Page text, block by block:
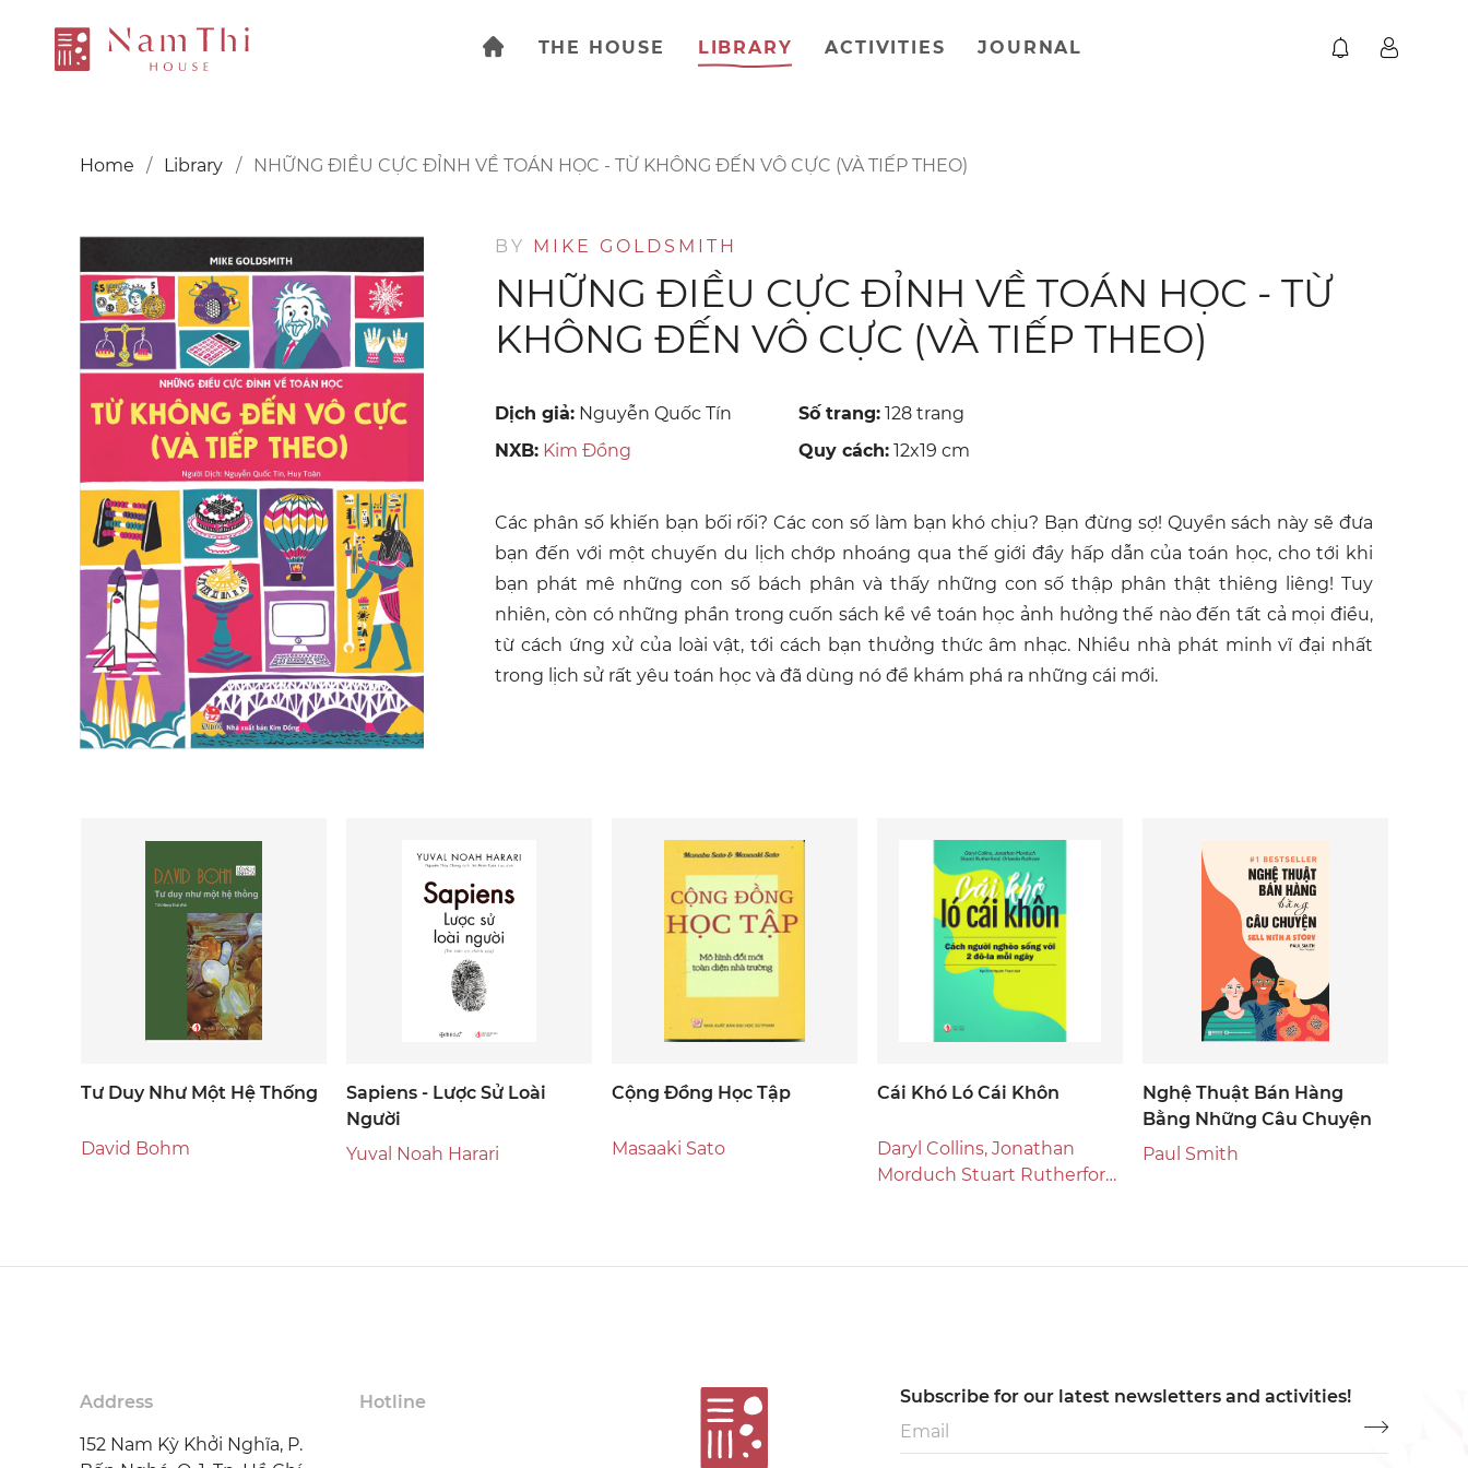
THE HOUSE LIBRARY ACTIVITIES JOURNAL
Home Library NHỮNG ĐIỀU CỰC ĐỈNH VỀ TOÁN HỌC - TỪ KHÔNG ĐẾN VÔ CỰC (VÀ TIẾP THEO)
BY MIKE GOLDSMITH
NHỮNG ĐIỀU CỰC ĐỈNH VỀ TOÁN HỌC - TỪ
KHÔNG ĐẾN VÔ CỰC (VÀ TIẾP THEO)
Dịch giả: Nguyễn Quốc Tín Số trang: 128 trang
NXB: Kim Đồng Quy cách: 12x19 cm
Các phân số khiến bạn bối rối? Các con số làm bạn khó chịu? Bạn đừng sợ! Quyển sách này sẽ đưa
bạn đến với một chuyến du lịch chớp nhoáng qua thế giới đầy hấp dẫn của toán học, cho tới khi
bạn phát mê những con số bách phân và thấy những con số thập phân thật thiêng liêng! Tuy
nhiên, còn có những phần trong cuốn sách kể về toán học ảnh hưởng thế nào đến tất cả mọi điều,
từ cách ứng xử của loài vật, tới cách bạn thưởng thức âm nhạc. Nhiều nhà phát minh vĩ đại nhất
trong lịch sử rất yêu toán học và đã dùng nó để khám phá ra những cái mới.
Tư Duy Như Một Hệ Thống
David Bohm
Sapiens - Lược Sử Loài
Người
Yuval Noah Harari
Cộng Đồng Học Tập
Masaaki Sato
Cái Khó Ló Cái Khôn
Daryl Collins, Jonathan
Morduch Stuart Rutherford,
Nghệ Thuật Bán Hàng
Bằng Những Câu Chuyện
Paul Smith
Address
152 Nam Kỳ Khởi Nghĩa, P.
Hotline Subscribe for our latest newsletters and activities!